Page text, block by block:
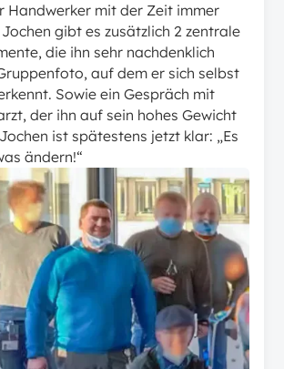
Handwerker mit der Zeit immer
gibt es zusätzlich 2 zentrale
die ihn sehr nachdenklich
auf dem er sich selbst
Sowie ein Gespräch mit
der ihn auf sein hohes Gewicht
ist spätestens jetzt klar: „Es
ändern!“